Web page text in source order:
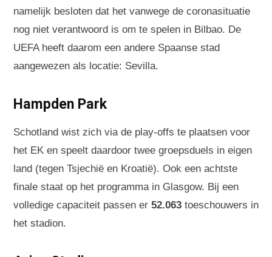
namelijk besloten dat het vanwege de coronasituatie
nog niet verantwoord is om te spelen in Bilbao. De
UEFA heeft daarom een andere Spaanse stad
aangewezen als locatie: Sevilla.
Hampden Park
Schotland wist zich via de play-offs te plaatsen voor
het EK en speelt daardoor twee groepsduels in eigen
land (tegen Tsjechië en Kroatië). Ook een achtste
finale staat op het programma in Glasgow. Bij een
volledige capaciteit passen er 52.063 toeschouwers in
het stadion.